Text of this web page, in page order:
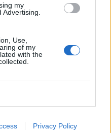
my
Use,
of my
with the
Privacy Policy
hírarchívumához
tartalmazza:
év napon belüli